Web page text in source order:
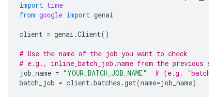
import time
from google import genai
client = genai .Client()
# Use the name of the job you want to check
# e.g., inline_batch_job.name from the previous
job_name = "YOUR_BATCH_JOB_NAME"
# (e.g.
batch_job = client.batches .get(name=job_name)